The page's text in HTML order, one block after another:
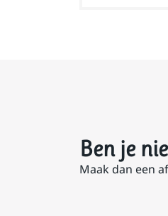
Ben je
Maak dan een